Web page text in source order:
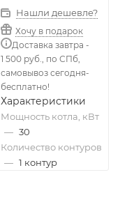
Нашли дешевле?
Хочу в подарок
Доставка завтра -
1 500 руб., по СПб,
самовывоз сегодня-
бесплатно!
Характеристики
Мощность котла, кВт
— 30
Количество контуров
— 1 контур